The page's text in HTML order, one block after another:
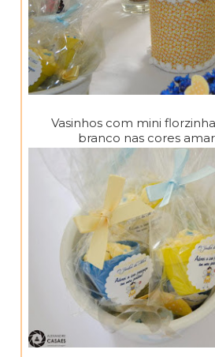
Vasinhos com mini
branco nas cores